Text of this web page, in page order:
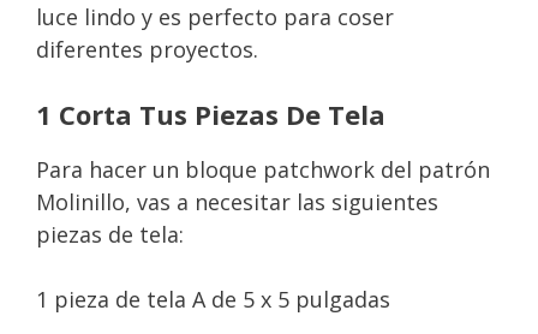
luce lindo y es perfecto para coser
diferentes proyectos.
1 Corta Tus Piezas De Tela
Para hacer un bloque patchwork del patrón
Molinillo, vas a necesitar las siguientes
piezas de tela:
1 pieza de tela A de 5 x 5 pulgadas